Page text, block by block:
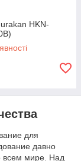
HKN-
для
давно
всем мире. Над